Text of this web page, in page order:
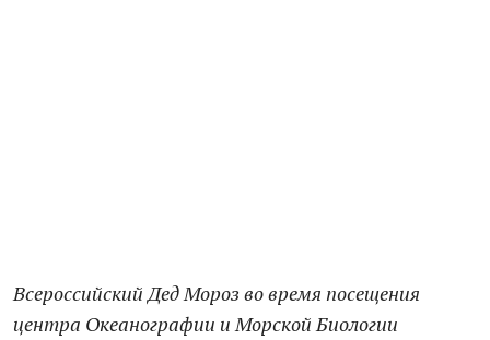
Всероссийский Дед Мороз во время посещения
центра Океанографии и Морской Биологии